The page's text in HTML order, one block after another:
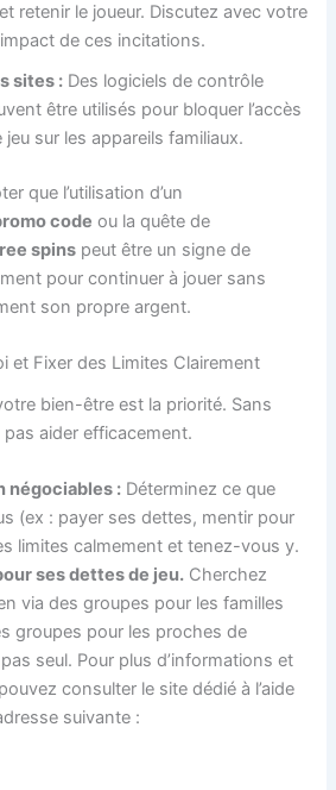
retenir le joueur. Discutez avec votre
de ces incitations.
sites : Des logiciels de contrôle
être utilisés pour bloquer l’accès
jeu sur les appareils familiaux.
que l’utilisation d’un
code ou la quête de
spins peut être un signe de
pour continuer à jouer sans
son propre argent.
et Fixer des Limites Clairement
bien-être est la priorité. Sans
aider efficacement.
négociables : Déterminez ce que
(ex : payer ses dettes, mentir pour
limites calmement et tenez-vous y.
ses dettes de jeu. Cherchez
via des groupes pour les familles
groupes pour les proches de
seul. Pour plus d’informations et
consulter le site dédié à l’aide
suivante :